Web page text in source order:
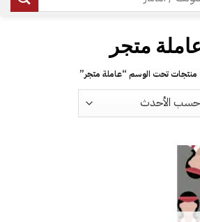
متجر
منتجات تحت الوسم “عاملة متجر”